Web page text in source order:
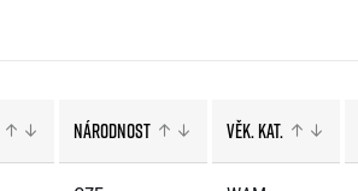
Tiskové zprávy
Poznámky pro editory
Národnost Věk. kat.